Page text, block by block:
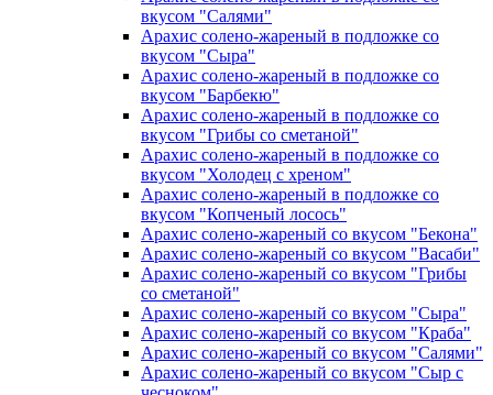
вкусом "Салями"
Арахис солено-жареный в подложке со
вкусом "Сыра"
Арахис солено-жареный в подложке со
вкусом "Барбекю"
Арахис солено-жареный в подложке со
вкусом "Грибы со сметаной"
Арахис солено-жареный в подложке со
вкусом "Холодец с хреном"
Арахис солено-жареный в подложке со
вкусом "Копченый лосось"
Арахис солено-жареный со вкусом "Бекона"
Арахис солено-жареный со вкусом "Васаби"
Арахис солено-жареный со вкусом "Грибы
со сметаной"
Арахис солено-жареный со вкусом "Сыра"
Арахис солено-жареный со вкусом "Краба"
Арахис солено-жареный со вкусом "Салями"
Арахис солено-жареный со вкусом "Сыр с